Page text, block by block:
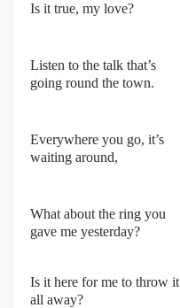
Is it true, my love?
Listen to the talk that’s
going round the town.
Everywhere you go, it’s
waiting around,
What about the ring you
gave me yesterday?
Is it here for me to throw it
all away?